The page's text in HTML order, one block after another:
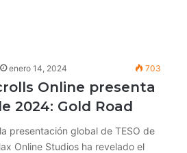
enero 14, 2024 703
Online presenta
2024: Gold Road
presentación global de TESO de
Online Studios ha revelado el